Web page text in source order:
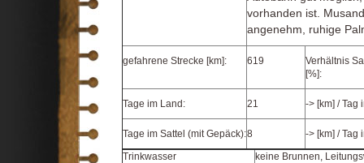
vorhanden ist.
angenehm, ruhige
gefahrene Strecke [km]: 619
Verhältnis
[%]:
Tage im Land: 21 -> [km] / Tag
Tage im Sattel (mit Gepäck):8
-> [km] / Tag
Trinkwasser
keine Brunnen,